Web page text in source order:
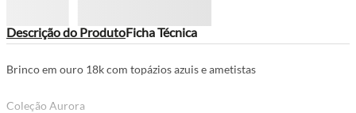
Descrição do ProdutoFicha Técnica
Brinco em ouro 18k com topázios azuis e ametistas
Coleção Aurora